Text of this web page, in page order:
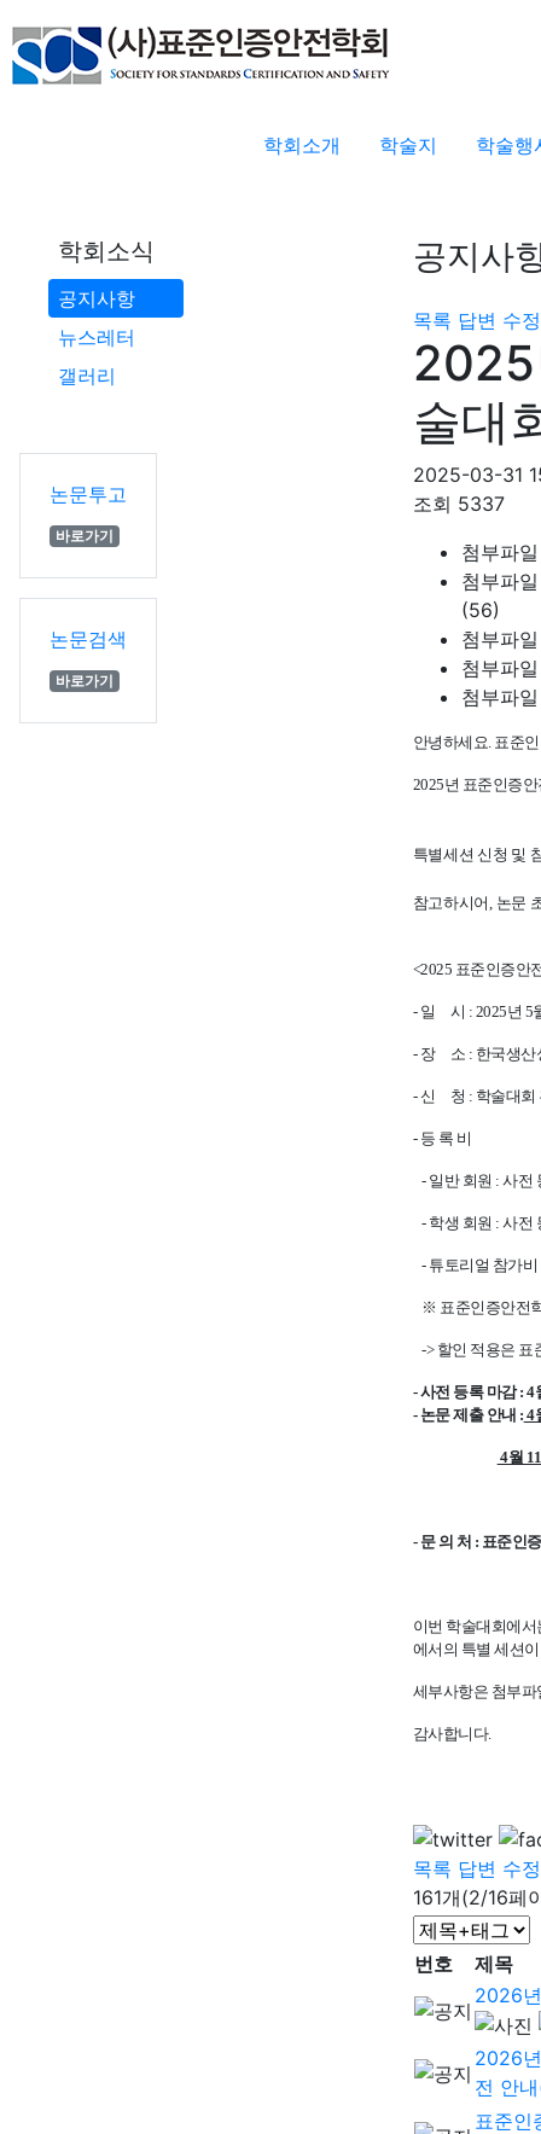
학회소개 학술지 학술행
학회소식
공지사항
뉴스레터
갤러리
논문투고
바로가기
논문검색
바로가기
공지사
목록 답변 수정
2025
술대
2025-03-31
조회 5337
첨부파일
첨부파일
(56)
첨부파일
첨부파일
첨부파일
안녕하세요. 표준
2025년 표준인증
특별세션 신청 및
참고하시어, 논문
<2025 표준인증안
- 일 시 : 2025년 5
- 장 소 : 한국생산
- 신 청 : 학술대회
- 등 록 비
- 일반 회원 : 사전
- 학생 회원 : 사전
- 튜토리얼 참가
※ 표준인증안전
-> 할인 적용은 표
- 사전 등록 마감 : 4
- 논문 제출 안내 : 4
4월
- 문 의 처 : 표준인
이번 학술대회에서
에서의 특별 세션
세부사항은 첨부
감사합니다.
목록 답변 수정
161개(2/16페
번호
제목
2026
2026
전 안
표준인